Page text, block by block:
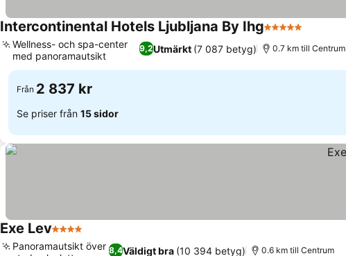
Intercontinental Hotels Ljubljana By Ihg5 Stjärnor
9,2Utmärkt (7 087 betyg)
Wellness- och spa-center
med panoramautsikt
0.7 km till Centrum
Från 2 837 kr
Se priser från 15 sidor
Exe Lev4 Stjärnor
8,4Väldigt bra (10 394 betyg)
Panoramautsikt över
0.6 km till Centrum